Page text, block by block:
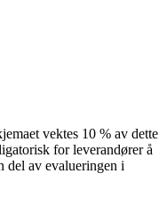
vektes 10 % av dette
for leverandører å
del av evalueringen i